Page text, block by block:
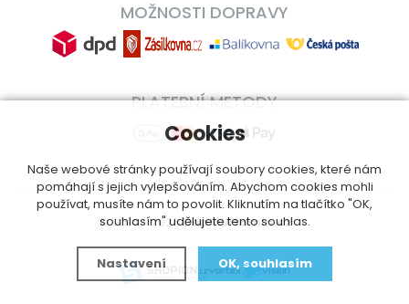
MOŽNOSTI DOPRAVY
PLATEBNÍ METODY
© 2014 - 2026DoplnVitamin.cz
Cookies
Naše webové stránky používají soubory cookies, které nám
pomáhají s jejich vylepšováním. Abychom cookies mohli
používat, musíte nám to povolit. Kliknutím na tlačítko "OK,
souhlasím" udělujete tento souhlas.
Nastavení OK, souhlasím